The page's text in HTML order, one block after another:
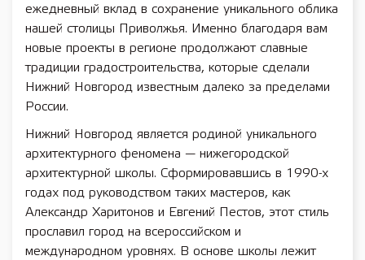
ежедневный вклад в сохранение уникального облика
нашей столицы Приволжья. Именно благодаря вам
новые проекты в регионе продолжают славные
традиции градостроительства, которые сделали
Нижний Новгород известным далеко за пределами
России.
Нижний Новгород является родиной уникального
архитектурного феномена — нижегородской
архитектурной школы. Сформировавшись в 1990-х
годах под руководством таких мастеров, как
Александр Харитонов и Евгений Пестов, этот стиль
прославил город на всероссийском и
международном уровнях. В основе школы лежит